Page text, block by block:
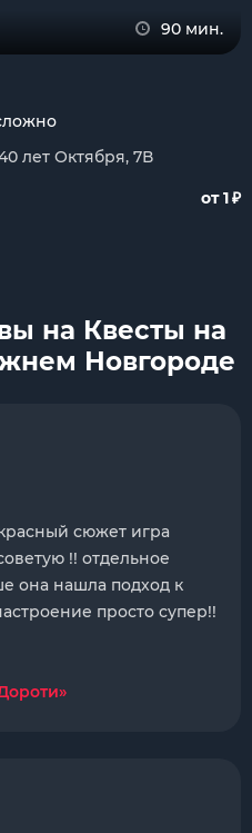
90 мин.
лет Октября, 7В
от 1₽
на Квесты на
Новгороде
сюжет игра
!! отдельное
она нашла подход к
просто супер!!